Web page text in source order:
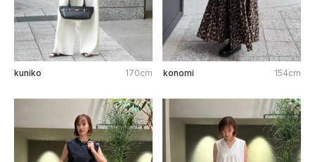
kuniko 170cm konomi 154cm